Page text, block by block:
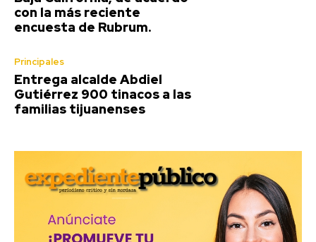
con la más reciente
encuesta de Rubrum.
Principales
Entrega alcalde Abdiel
Gutiérrez 900 tinacos a las
familias tijuanenses